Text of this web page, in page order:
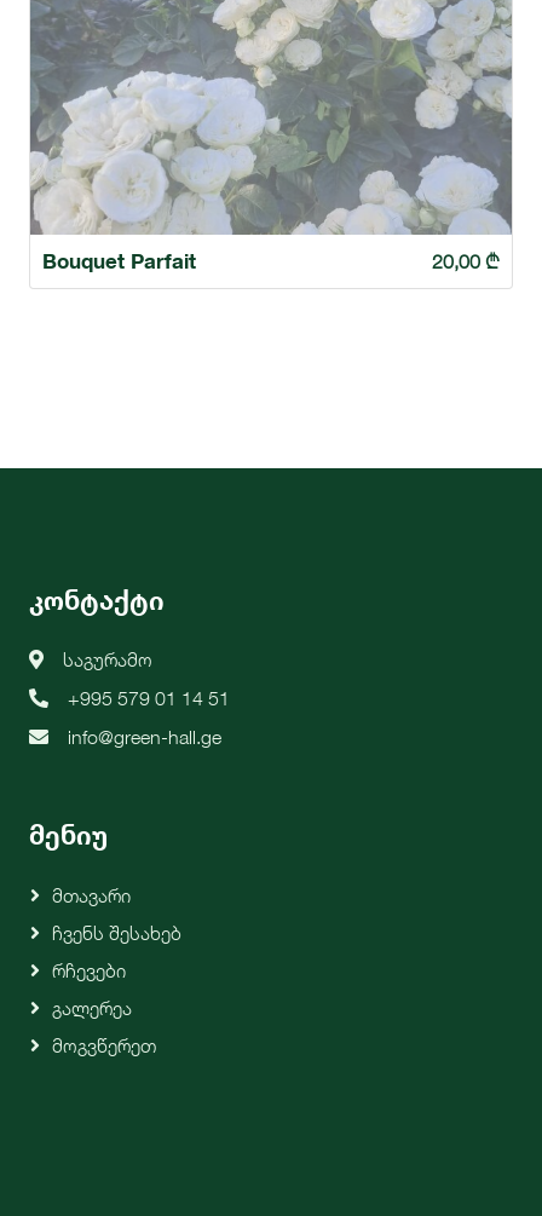
Bouquet Parfait 20,00 ₾
კონტაქტი
საგურამო
+995 579 01 14 51
info@green-hall.ge
მენიუ
Მთავარი
Ჩვენს Შესახებ
Რჩევები
Გალერეა
Მოგვწერეთ